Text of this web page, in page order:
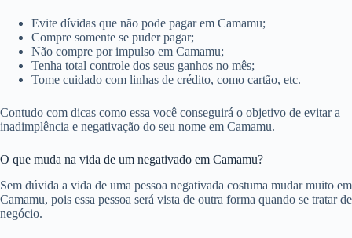
Evite dívidas que não pode pagar em Camamu;
Compre somente se puder pagar;
Não compre por impulso em Camamu;
Tenha total controle dos seus ganhos no mês;
Tome cuidado com linhas de crédito, como cartão, etc.
Contudo com dicas como essa você conseguirá o objetivo de evitar a
inadimplência e negativação do seu nome em Camamu.
O que muda na vida de um negativado em Camamu?
Sem dúvida a vida de uma pessoa negativada costuma mudar muito em
Camamu, pois essa pessoa será vista de outra forma quando se tratar de
negócio.